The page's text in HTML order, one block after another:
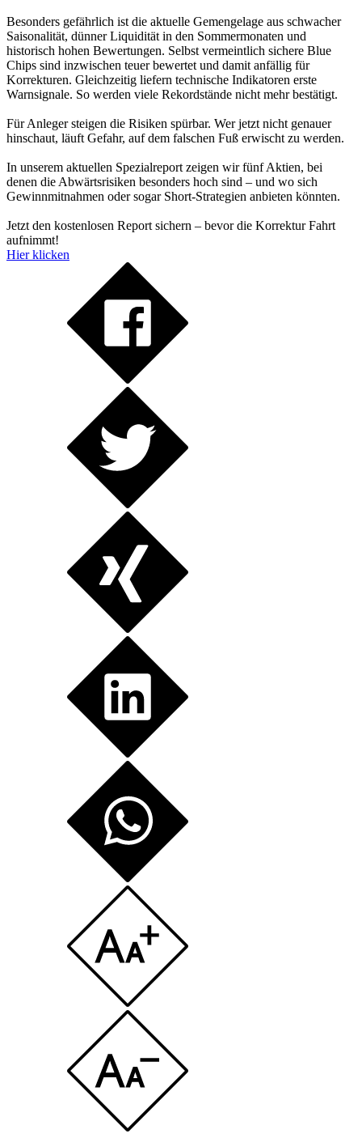
Besonders gefährlich ist die aktuelle Gemengelage aus schwacher
Saisonalität, dünner Liquidität in den Sommermonaten und
historisch hohen Bewertungen. Selbst vermeintlich sichere Blue
Chips sind inzwischen teuer bewertet und damit anfällig für
Korrekturen. Gleichzeitig liefern technische Indikatoren erste
Warnsignale. So werden viele Rekordstände nicht mehr bestätigt.
Für Anleger steigen die Risiken spürbar. Wer jetzt nicht genauer
hinschaut, läuft Gefahr, auf dem falschen Fuß erwischt zu werden.
In unserem aktuellen Spezialreport zeigen wir fünf Aktien, bei
denen die Abwärtsrisiken besonders hoch sind – und wo sich
Gewinnmitnahmen oder sogar Short-Strategien anbieten könnten.
Jetzt den kostenlosen Report sichern – bevor die Korrektur Fahrt
aufnimmt!
Hier klicken